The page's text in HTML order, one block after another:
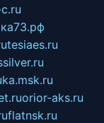
tesiaes.ru
orior-aks.ru
flatnsk.ru